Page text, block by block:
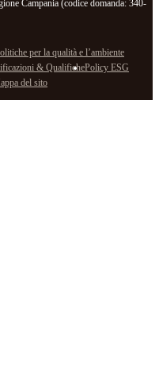
Campania (codice domanda: 340-
per la qualità e l’ambiente
& QualifichePolicy ESG
del sito